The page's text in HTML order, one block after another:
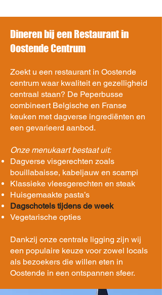
Dineren bij een Restaurant in
Oostende Centrum
Zoekt u een restaurant in Oostende
centrum waar kwaliteit en gezelligheid
centraal staan? De Peperbusse
combineert Belgische en Franse
keuken met dagverse ingrediënten en
een gevarieerd aanbod.
Onze menukaart bestaat uit:
Dagverse visgerechten zoals
bouillabaisse, kabeljauw en scampi
Klassieke vleesgerechten en steak
Huisgemaakte pasta’s
Dagschotels tijdens de week
Vegetarische opties
Dankzij onze centrale ligging zijn wij
een populaire keuze voor zowel locals
als bezoekers die willen eten in
Oostende in een ontspannen sfeer.